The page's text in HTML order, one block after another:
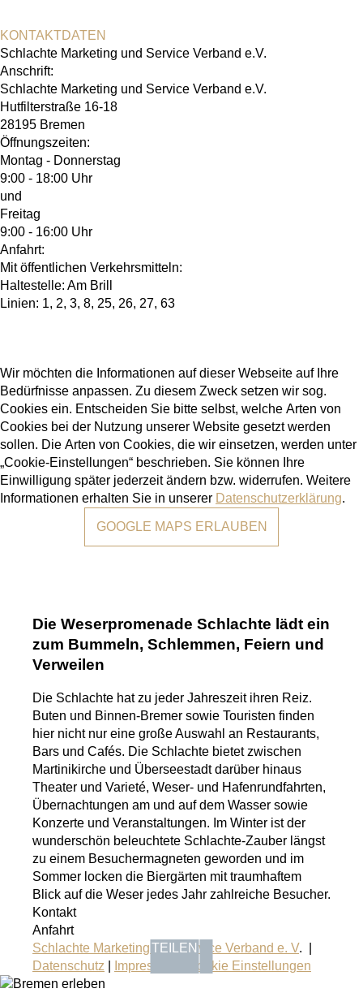
KONTAKTDATEN
Schlachte Marketing und Service Verband e.V.
Anschrift:
Schlachte Marketing und Service Verband e.V.
Hutfilterstraße 16-18
28195 Bremen
Öffnungszeiten:
Montag - Donnerstag
9:00 - 18:00 Uhr
und
Freitag
9:00 - 16:00 Uhr
Anfahrt:
Mit öffentlichen Verkehrsmitteln:
Haltestelle: Am Brill
Linien: 1, 2, 3, 8, 25, 26, 27, 63
Wir möchten die Informationen auf dieser Webseite auf Ihre
Bedürfnisse anpassen. Zu diesem Zweck setzen wir sog.
Cookies ein. Entscheiden Sie bitte selbst, welche Arten von
Cookies bei der Nutzung unserer Website gesetzt werden
sollen. Die Arten von Cookies, die wir einsetzen, werden unter
„Cookie-Einstellungen“ beschrieben. Sie können Ihre
Einwilligung später jederzeit ändern bzw. widerrufen. Weitere
Informationen erhalten Sie in unserer Datenschutzerklärung.
GOOGLE MAPS ERLAUBEN
TEILEN
Die Weserpromenade Schlachte lädt ein
zum Bummeln, Schlemmen, Feiern und
Verweilen
Die Schlachte hat zu jeder Jahreszeit ihren Reiz.
Buten und Binnen-Bremer sowie Touristen finden
hier nicht nur eine große Auswahl an Restaurants,
Bars und Cafés. Die Schlachte bietet zwischen
Martinikirche und Überseestadt darüber hinaus
Theater und Varieté, Weser- und Hafenrundfahrten,
Übernachtungen am und auf dem Wasser sowie
Konzerte und Veranstaltungen. Im Winter ist der
wunderschön beleuchtete Schlachte-Zauber längst
zu einem Besuchermagneten geworden und im
Sommer locken die Biergärten mit traumhaftem
Blick auf die Weser jedes Jahr zahlreiche Besucher.
Kontakt
Anfahrt
Schlachte Marketing und Service Verband e. V. |
Datenschutz
Impressum Cookie Einstellungen